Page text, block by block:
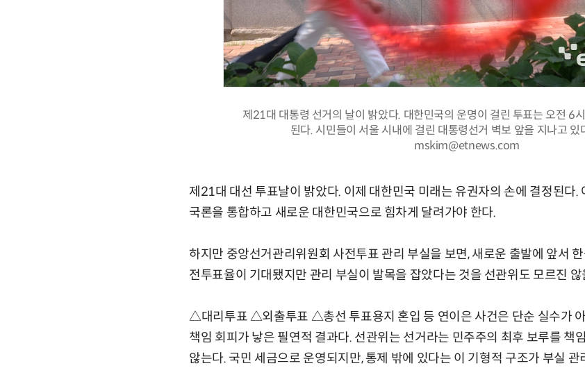
제21대 대통령 선거의 날이 밝았다. 대한민국의 운명이 걸린 투표는 오전 6
된다. 시민들이 서울 시내에 걸린 대통령선거 벽보 앞을 지나고 있
mskim@etnews.com
제21대 대선 투표날이 밝았다. 이제 대한민국 미래는 유권자의 손에 결정된다.
국론을 통합하고 새로운 대한민국으로 힘차게 달려가야 한다.
하지만 중앙선거관리위원회 사전투표 관리 부실을 보면, 새로운 출발에 앞서
전투표율이 기대됐지만 관리 부실이 발목을 잡았다는 것을 선관위도 모르진 않
△대리투표 △외출투표 △총선 투표용지 혼입 등 연이은 사건은 단순 실수가
책임 회피가 낳은 필연적 결과다. 선관위는 선거라는 민주주의 최후 보루를 책
않는다. 국민 세금으로 운영되지만, 통제 밖에 있다는 이 기형적 구조가 부실 관